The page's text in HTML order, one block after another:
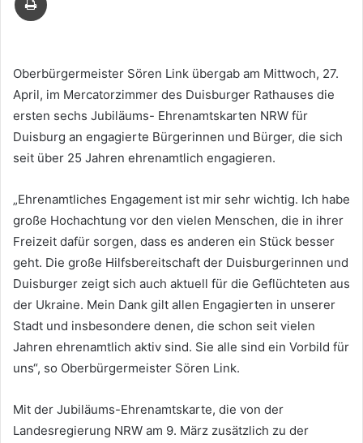
Oberbürgermeister Sören Link übergab am Mittwoch, 27.
April, im Mercatorzimmer des Duisburger Rathauses die
ersten sechs Jubiläums- Ehrenamtskarten NRW für
Duisburg an engagierte Bürgerinnen und Bürger, die sich
seit über 25 Jahren ehrenamtlich engagieren.
„Ehrenamtliches Engagement ist mir sehr wichtig. Ich habe
große Hochachtung vor den vielen Menschen, die in ihrer
Freizeit dafür sorgen, dass es anderen ein Stück besser
geht. Die große Hilfsbereitschaft der Duisburgerinnen und
Duisburger zeigt sich auch aktuell für die Geflüchteten aus
der Ukraine. Mein Dank gilt allen Engagierten in unserer
Stadt und insbesondere denen, die schon seit vielen
Jahren ehrenamtlich aktiv sind. Sie alle sind ein Vorbild für
uns“, so Oberbürgermeister Sören Link.
Mit der Jubiläums-Ehrenamtskarte, die von der
Landesregierung NRW am 9. März zusätzlich zu der